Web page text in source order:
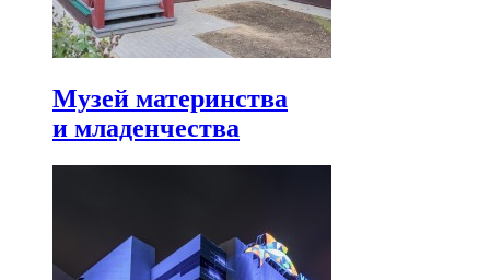
Музей материнства
и младенчества